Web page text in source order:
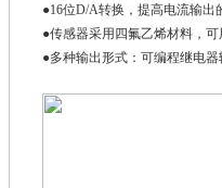
●16位D/A转换，提高电流输出
●传感器采用四氟乙烯材料，
●多种输出形式：可编程继电